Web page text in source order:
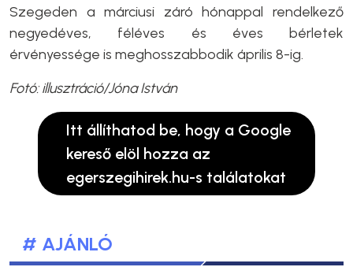
Szegeden a márciusi záró hónappal rendelkező
negyedéves, féléves és éves bérletek
érvényessége is meghosszabbodik április 8-ig.
Fotó: illusztráció/Jóna István
Itt állíthatod be, hogy a Google
kereső elöl hozza az
egerszegihirek.hu-s találatokat
# AJÁNLÓ